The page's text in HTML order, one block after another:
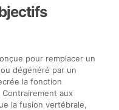
pour remplacer un
dégénéré par un
la fonction
aux
la fusion vertébrale,